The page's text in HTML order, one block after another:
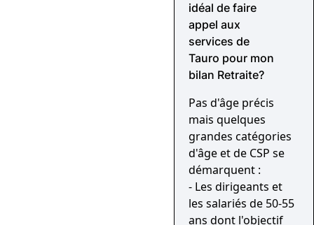
idéal de faire
appel aux
services de
Tauro pour mon
bilan Retraite?
Pas d'âge précis
mais quelques
grandes catégories
d'âge et de CSP se
démarquent :
- Les dirigeants et
les salariés de 50-55
ans dont l'objectif